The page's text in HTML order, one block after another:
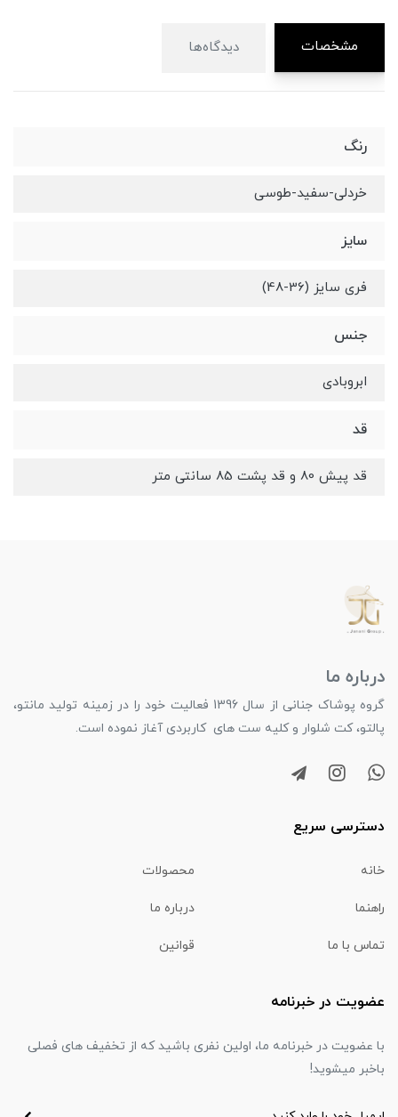
مشخصات دیدگاه‌ها
رنگ
خردلی-سفید-طوسی
سایز
فری سایز (36-48)
جنس
ابروبادی
قد
قد پیش 80 و قد پشت 85 سانتی متر
درباره ما
گروه پوشاک جنانی از سال 1396 فعالیت خود را در زمینه تولید مانتو،
پالتو، کت شلوار و کلیه ست های کاربردی آغاز نموده است.
دسترسی سریع
خانه محصولات
راهنما درباره ما
تماس با ما قوانین
عضویت در خبرنامه
با عضویت در خبرنامه ما، اولین نفری باشید که از تخفیف های فصلی
باخبر میشوید!